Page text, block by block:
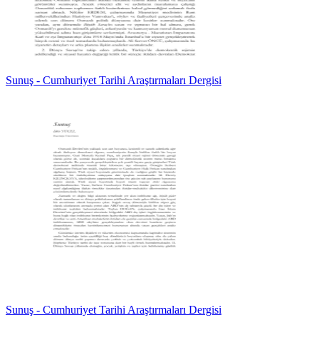
Sunuş - Cumhuriyet Tarihi Araştırmaları Dergisi
Sunuş - Cumhuriyet Tarihi Araştırmaları Dergisi